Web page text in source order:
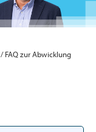
FAQ zur Abwicklung